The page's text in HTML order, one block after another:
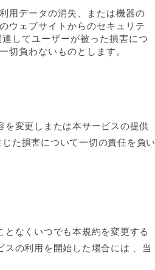
用データの消失、または機器の
ウェブサイトからのセキュリテ
してユーザーが被った損害につ
切負わないものとします。
変更しまたは本サービスの提供
た損害について一切の責任を負い
なくいつでも本規約を変更する
の利用を開始した場合には 、当